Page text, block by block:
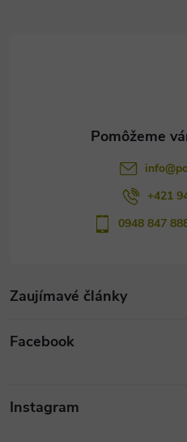
Zaujímavé články
info@
+421
0948 847
Facebook
Instagram